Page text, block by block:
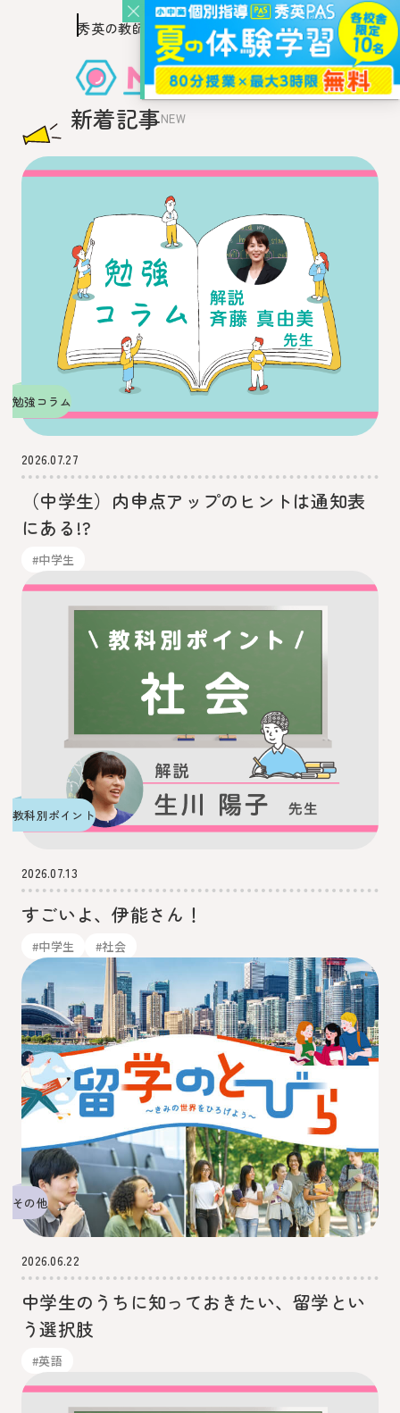
このページの本文へ移動
秀英の教師を知り、
秀英の教師から教わるウェブ・メディア
新着記事NEW
勉強コラム
2026.07.27
（中学生）内申点アップのヒントは通知表
にある!?
#中学生
教科別ポイント
2026.07.13
すごいよ、伊能さん！
#中学生 #社会
その他
2026.06.22
中学生のうちに知っておきたい、留学とい
う選択肢
#英語